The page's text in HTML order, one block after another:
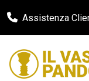
Assistenza